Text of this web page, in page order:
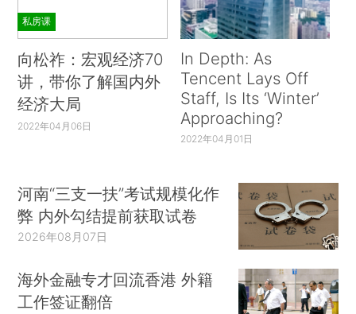
私房课
向松祚：宏观经济70
讲，带你了解国内外
经济大局
2022年04月06日
In Depth: As
Tencent Lays Off
Staff, Is Its ‘Winter’
Approaching?
2022年04月01日
河南“三支一扶”考试规模化作
弊 内外勾结提前获取试卷
2026年08月07日
海外金融专才回流香港 外籍
工作签证翻倍